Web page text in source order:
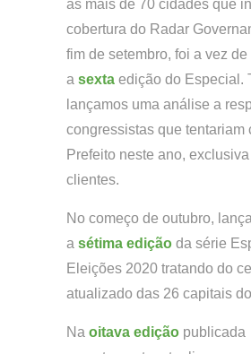
as mais de 70 cidades que
cobertura do Radar
fim de setembro, foi a vez
a sexta edição do Especial.
lançamos uma análise a
congressistas que tentariam
Prefeito neste ano,
clientes.
No começo de outubro,
a sétima edição da série
Eleições 2020 tratando do
atualizado das 26 capitais
Na oitava edição publicada